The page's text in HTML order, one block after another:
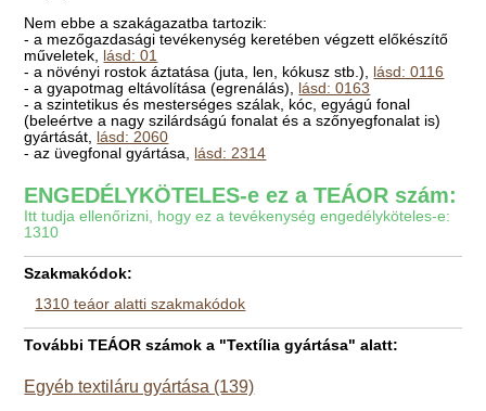
Nem ebbe a szakágazatba tartozik:
- a mezőgazdasági tevékenység keretében végzett előkészítő
műveletek, lásd: 01
- a növényi rostok áztatása (juta, len, kókusz stb.), lásd: 0116
- a gyapotmag eltávolítása (egrenálás), lásd: 0163
- a szintetikus és mesterséges szálak, kóc, egyágú fonal
(beleértve a nagy szilárdságú fonalat és a szőnyegfonalat is)
gyártását, lásd: 2060
- az üvegfonal gyártása, lásd: 2314
ENGEDÉLYKÖTELES-e ez a TEÁOR szám:
Itt tudja ellenőrizni, hogy ez a tevékenység engedélyköteles-e:
1310
Szakmakódok:
1310 teáor alatti szakmakódok
További TEÁOR számok a "Textília gyártása" alatt:
Egyéb textiláru gyártása (139)